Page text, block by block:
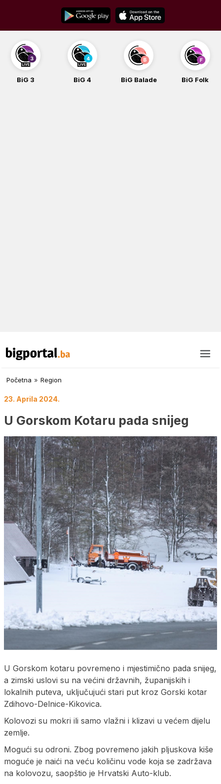
content
BiG 3 BiG 4 BiG Balade BiG Folk
Početna » Region
23. Aprila 2024.
U Gorskom Kotaru pada snijeg
U Gorskom kotaru povremeno i mjestimično pada snijeg,
a zimski uslovi su na većini državnih, županijskih i
lokalnih puteva, uključujući stari put kroz Gorski kotar
Zdihovo-Delnice-Kikovica.
Kolovozi su mokri ili samo vlažni i klizavi u većem dijelu
zemlje.
Mogući su odroni. Zbog povremeno jakih pljuskova kiše
moguće je naići na veću količinu vode koja se zadržava
na kolovozu, saopštio je Hrvatski Auto-klub.